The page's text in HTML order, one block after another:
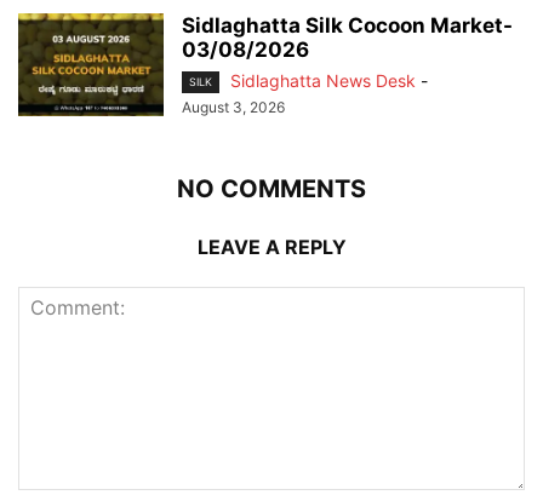
Sidlaghatta Silk Cocoon Market-
03/08/2026
SILK Sidlaghatta News Desk -
August 3, 2026
NO COMMENTS
LEAVE A REPLY